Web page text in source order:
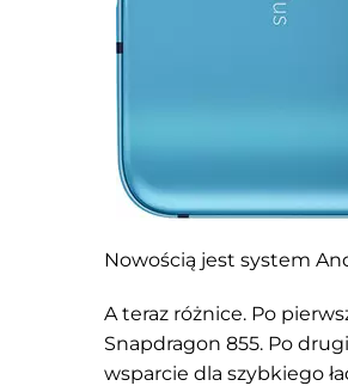
Nowością jest system
A teraz różnice. Po
Snapdragon 855. Po
wsparcie dla szybkiego